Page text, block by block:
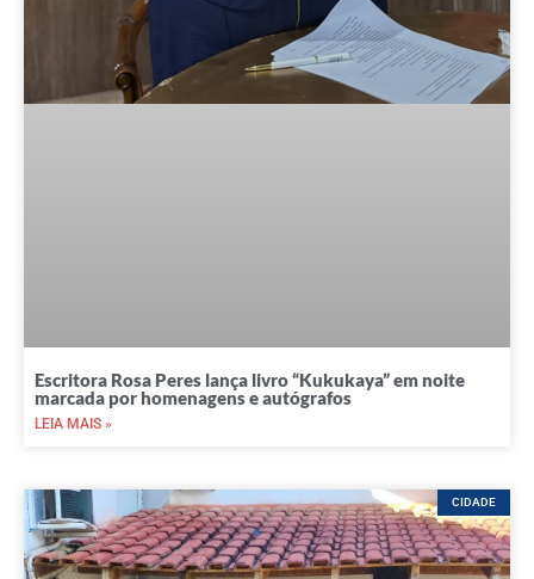
Escritora Rosa Peres lança livro “Kukukaya” em noite
marcada por homenagens e autógrafos
LEIA MAIS »
CIDADE